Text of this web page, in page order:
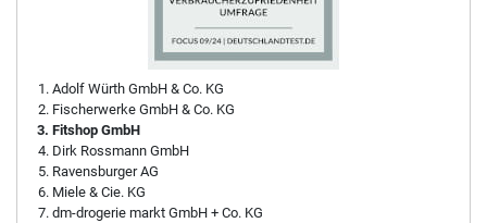
Adolf Würth GmbH & Co. KG
Fischerwerke GmbH & Co. KG
Fitshop GmbH
Dirk Rossmann GmbH
Ravensburger AG
Miele & Cie. KG
dm-drogerie markt GmbH + Co. KG